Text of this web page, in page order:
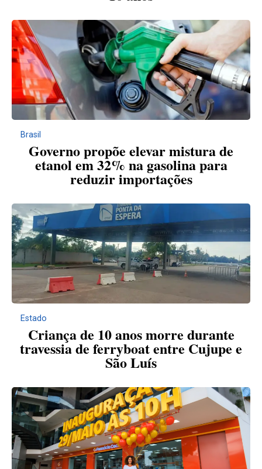
Brasil
Governo propõe elevar mistura de
etanol em 32% na gasolina para
reduzir importações
Estado
Criança de 10 anos morre durante
travessia de ferryboat entre Cujupe e
São Luís